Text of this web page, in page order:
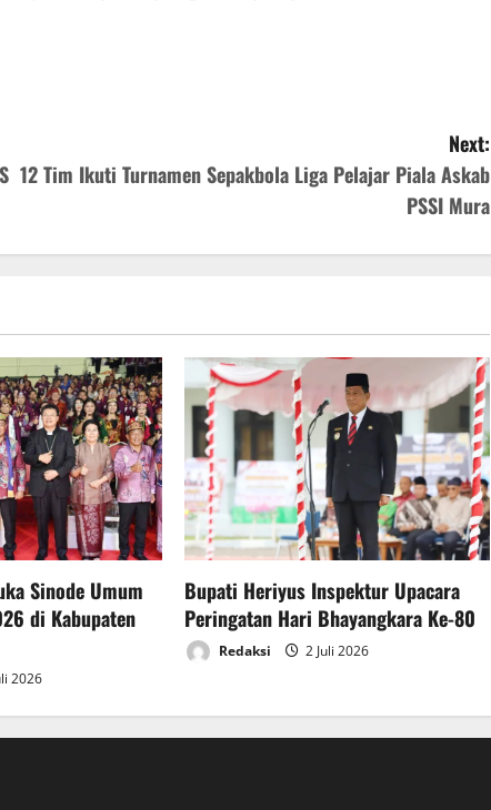
Next:
12 Tim Ikuti Turnamen Sepakbola Liga Pelajar Piala Askab
PSSI Mura
Sinode Umum
di Kabupaten
2026
Bupati Heriyus Inspektur Upacara
Peringatan Hari Bhayangkara Ke-80
Redaksi 2 Juli 2026